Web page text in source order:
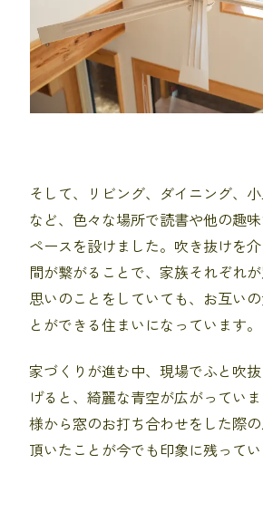
そして、リビング、ダイニング、
など、色々な場所で読書や他の趣
ペースを設けました。吹き抜けを
間が繋がることで、家族それぞれ
思いのことをしていても、お互い
とができる住まいになっています。
家づくりが進む中、現場でふと吹
げると、綺麗な青空が広がってい
様から窓のお打ち合わせをした際
頂いたことが今でも印象に残ってい